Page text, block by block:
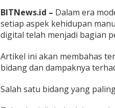
a
y
a
a
k
a
d
BITNews.id – Dalam era
setiap aspek kehidupan
digital telah menjadi bagian
Artikel ini akan membahas
bidang dan dampaknya
Salah satu bidang yang